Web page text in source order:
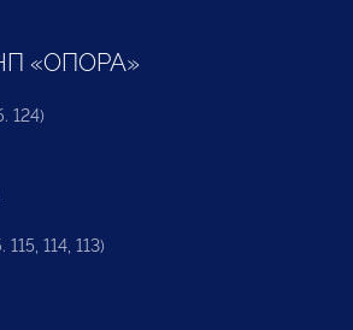
«ОПОРА»
124)
114, 113)